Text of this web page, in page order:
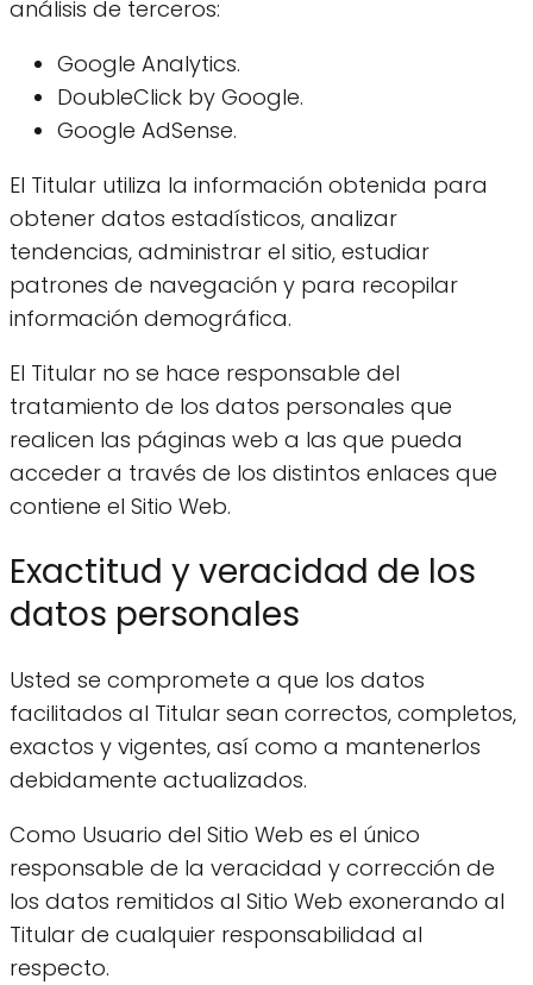
análisis de terceros:
Google Analytics.
DoubleClick by Google.
Google AdSense.
El Titular utiliza la información obtenida para
obtener datos estadísticos, analizar
tendencias, administrar el sitio, estudiar
patrones de navegación y para recopilar
información demográfica.
El Titular no se hace responsable del
tratamiento de los datos personales que
realicen las páginas web a las que pueda
acceder a través de los distintos enlaces que
contiene el Sitio Web.
Exactitud y veracidad de los
datos personales
Usted se compromete a que los datos
facilitados al Titular sean correctos, completos,
exactos y vigentes, así como a mantenerlos
debidamente actualizados.
Como Usuario del Sitio Web es el único
responsable de la veracidad y corrección de
los datos remitidos al Sitio Web exonerando al
Titular de cualquier responsabilidad al
respecto.